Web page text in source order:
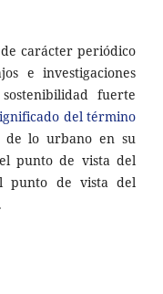
carácter periódico
e investigaciones
fuerte
del término
de lo urbano en su
punto de vista del
punto de vista del